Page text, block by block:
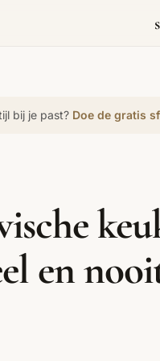
Biophilic Design
Japans Zen
Moody Interieur
Badkamer
bij je past? Doe de gratis
en